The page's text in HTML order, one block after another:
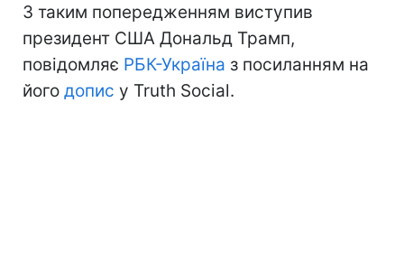
З таким попередженням виступив
президент США Дональд Трамп,
повідомляє РБК-Україна з посиланням на
його допис у Truth Social.